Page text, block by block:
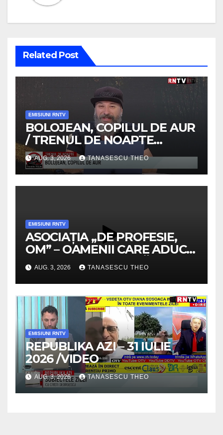
Related Post
EMISIUNI RNTV
BOLOJEAN, COPILUL DE AUR
/ TRENUL DE NOAPTE
/VIDEO
AUG. 3, 2026 TANASESCU THEO
EMISIUNI RNTV
ASOCIAȚIA „DE PROFESIE,
OM” – OAMENII CARE ADUC
VALOARE COMUNITĂȚII /
SECRETELE SUCCESULUI
/VIDEO
AUG. 3, 2026 TANASESCU THEO
EMISIUNI RNTV
REPUBLIKA AZI – 31 IULIE
2026 /VIDEO
AUG. 3, 2026 TANASESCU THEO